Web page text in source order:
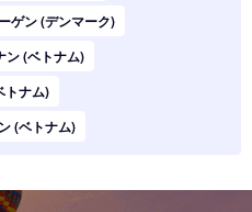
ラ (フィリピン)
ガポール (シンガポール)
ドン (イギリス(英国))
チミン (ベトナム)
(台湾)
ゲン (デンマーク)
ン (ベトナム)
トナム)
(ベトナム)
ハ (カタール)